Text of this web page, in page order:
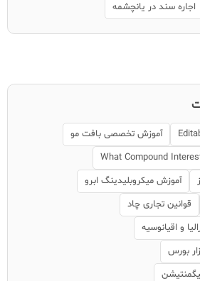
اجاره سند در یانچشمه
آموزش تخصصی بافت مو
What Compound
آموزش میکروبلیدینگ ابرو
قوانین تجاری چاد
و اقیانوسیه
بورس